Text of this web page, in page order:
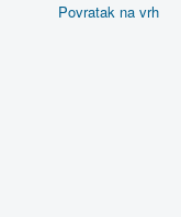
Povratak na vrh